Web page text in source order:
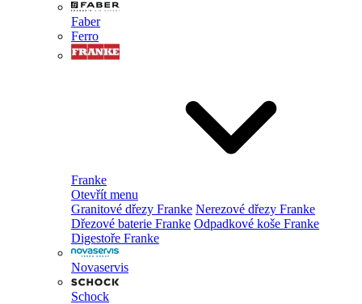
Faber
Ferro
Franke
Otevřít menu
Granitové dřezy Franke Nerezové dřezy Franke
Dřezové baterie Franke Odpadkové koše Franke
Digestoře Franke
Novaservis
Schock